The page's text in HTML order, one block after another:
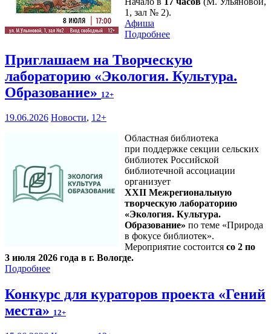
1, зал № 2).
Афиша
Подробнее
Приглашаем на Творческую
лабораторию «Экология. Культура.
Образование» 12+
19.06.2026 Новости, 12+
Областная библиотека
при поддержке секции сельских
библиотек Российской
библиотечной ассоциации
организует
XXII Межрегиональную
творческую лабораторию
«Экология. Культура.
Образование» по теме «Природа
в фокусе библиотек».
Мероприятие состоится со 2 по
3 июля 2026 года в г. Вологде.
Подробнее
Конкурс для кураторов проекта «Гений
места» 12+